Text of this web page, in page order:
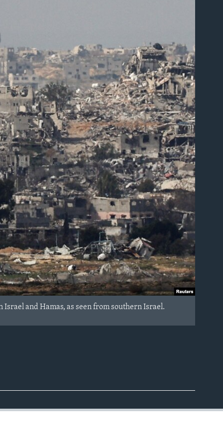
and Hamas, as seen from southern Israel.